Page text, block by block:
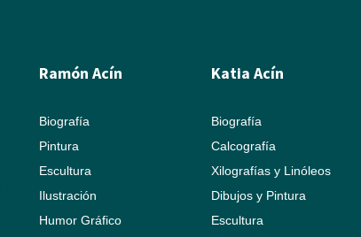
Ramón Acín
Biografía
Pintura
Escultura
Ilustración
Humor Gráfico
Katia Acín
Biografía
Calcografía
Xilografías y Linóleos
Dibujos y Pintura
Escultura